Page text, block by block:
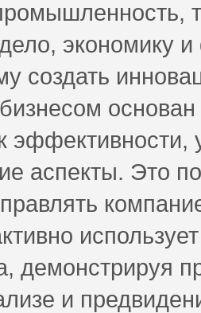
экономику
создать
эффективности,
аспекты. Это
демонстрируя
и